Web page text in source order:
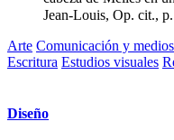
Jean-Louis, Op. cit.,
Arte Comunicación y medios
Escritura Estudios visuales
Diseño